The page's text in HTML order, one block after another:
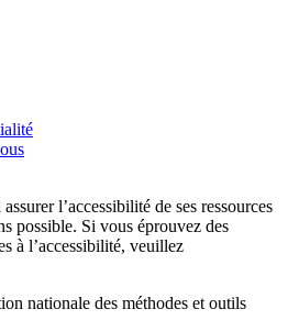
l’accessibilité de ses ressources
possible. Si vous éprouvez des
à l’accessibilité, veuillez
nationale des méthodes et outils